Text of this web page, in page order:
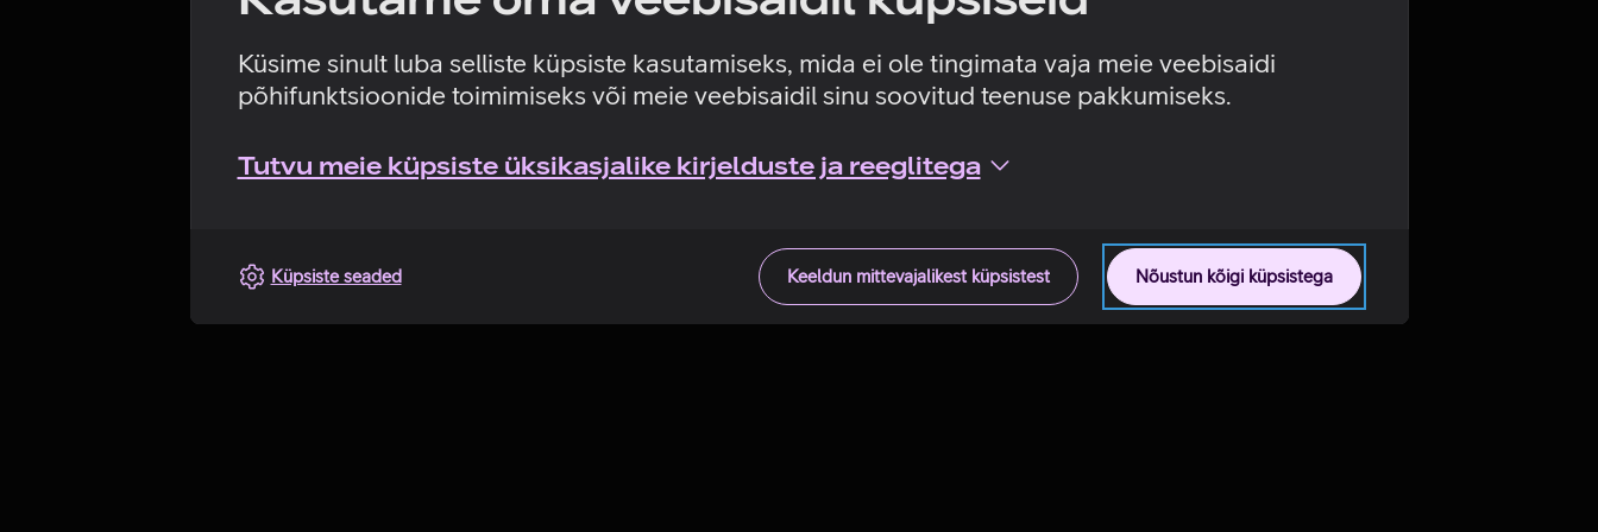
Küsime sinult luba selliste küpsiste kasutamiseks, mida ei ole tingimata vaja meie veebisaidi
põhifunktsioonide toimimiseks või meie veebisaidil sinu soovitud teenuse pakkumiseks.
Tutvu meie küpsiste üksikasjalike kirjelduste ja reeglitega
Nõustun kõigi küpsistega
Keeldun mittevajalikest küpsistest
Küpsiste seaded